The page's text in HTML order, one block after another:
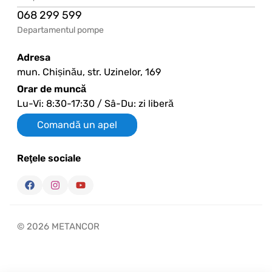
068 299 599
Departamentul pompe
Adresa
mun. Chișinău, str. Uzinelor, 169
Orar de muncă
Lu-Vi: 8:30-17:30 / Sâ-Du: zi liberă
Comandă un apel
Reţele sociale
© 2026 METANCOR